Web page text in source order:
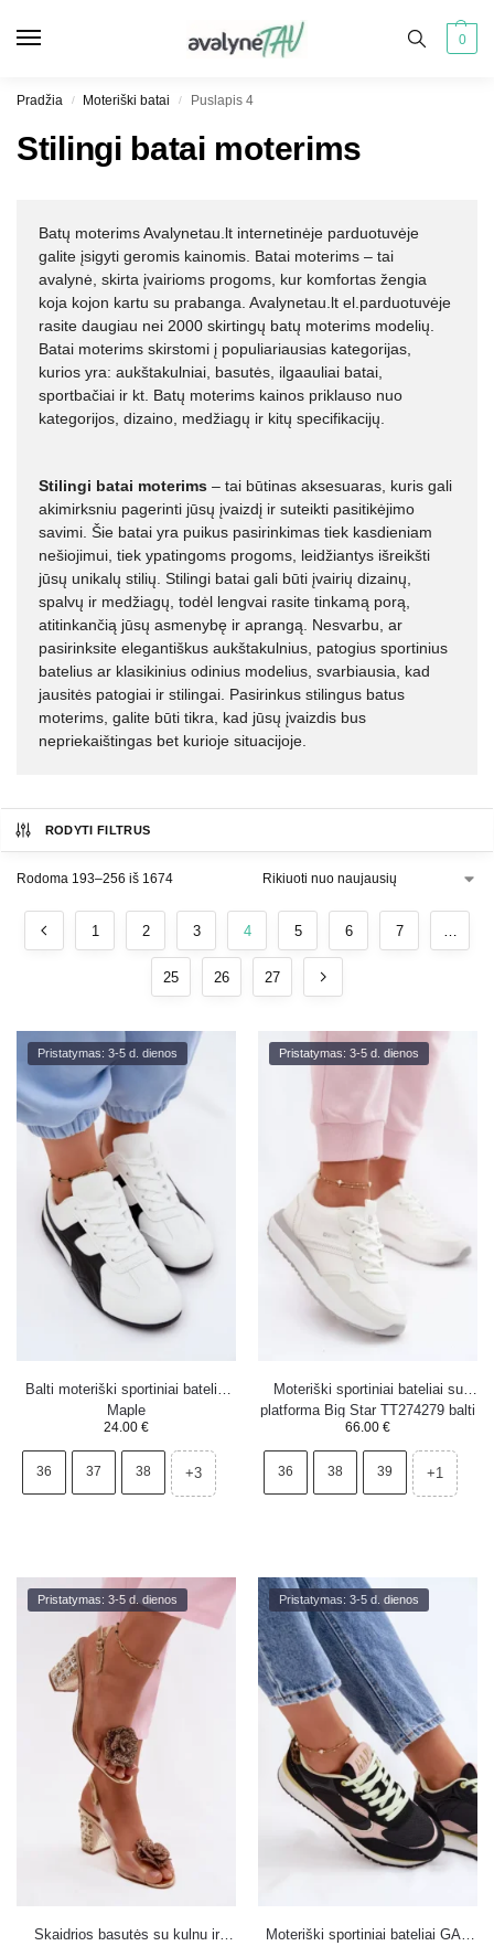
0
Pradžia / Moteriški batai / Puslapis 4
Stilingi batai moterims
Batų moterims Avalynetau.lt internetinėje parduotuvėje
galite įsigyti geromis kainomis. Batai moterims – tai
avalynė, skirta įvairioms progoms, kur komfortas žengia
koja kojon kartu su prabanga. Avalynetau.lt el.parduotuvėje
rasite daugiau nei 2000 skirtingų batų moterims modelių.
Batai moterims skirstomi į populiariausias kategorijas,
kurios yra: aukštakulniai, basutės, ilgaauliai batai,
sportbačiai ir kt. Batų moterims kainos priklauso nuo
kategorijos, dizaino, medžiagų ir kitų specifikacijų.
Stilingi batai moterims – tai būtinas aksesuaras, kuris gali
akimirksniu pagerinti jūsų įvaizdį ir suteikti pasitikėjimo
savimi. Šie batai yra puikus pasirinkimas tiek kasdieniam
nešiojimui, tiek ypatingoms progoms, leidžiantys išreikšti
jūsų unikalų stilių. Stilingi batai gali būti įvairių dizainų,
spalvų ir medžiagų, todėl lengvai rasite tinkamą porą,
atitinkančią jūsų asmenybę ir aprangą. Nesvarbu, ar
pasirinksite elegantiškus aukštakulnius, patogius sportinius
batelius ar klasikinius odinius modelius, svarbiausia, kad
jausitės patogiai ir stilingai. Pasirinkus stilingus batus
moterims, galite būti tikra, kad jūsų įvaizdis bus
nepriekaištingas bet kurioje situacijoje.
RODYTI FILTRUS
Rodoma 193–256 iš 1674
1 2 3 4 5 6 7 …
25 26 27
Pristatymas: 3-5 d. dienos
Balti moteriški sportiniai bateliai
Maple
24.00 €
36 37 38 +3
Pristatymas: 3-5 d. dienos
Moteriški sportiniai bateliai su
platforma Big Star TT274279 balti
66.00 €
36 38 39 +1
Pristatymas: 3-5 d. dienos
Skaidrios basutės su kulnu ir
Pristatymas: 3-5 d. dienos
Moteriški sportiniai bateliai GAP